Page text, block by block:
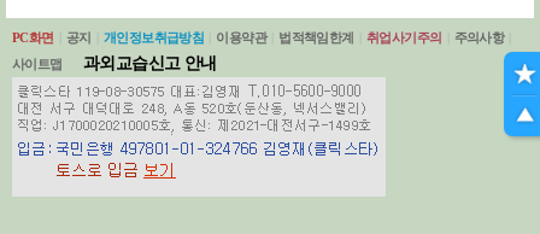
PC화면 공지 개인정보취급방침 이용약관 법적책임한계 취업사기주의 주의사항
사이트맵
과외교습신고 안내